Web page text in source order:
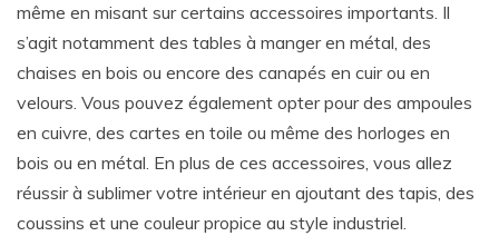
même en misant sur certains accessoires importants. Il
s’agit notamment des tables à manger en métal, des
chaises en bois ou encore des canapés en cuir ou en
velours. Vous pouvez également opter pour des ampoules
en cuivre, des cartes en toile ou même des horloges en
bois ou en métal. En plus de ces accessoires, vous allez
réussir à sublimer votre intérieur en ajoutant des tapis, des
coussins et une couleur propice au style industriel.